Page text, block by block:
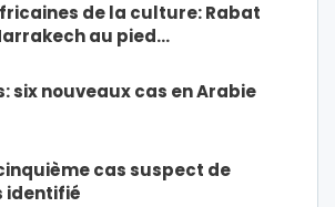
de la culture: Rabat
au pied…
six nouveaux cas en Arabie
cas suspect de
identifié